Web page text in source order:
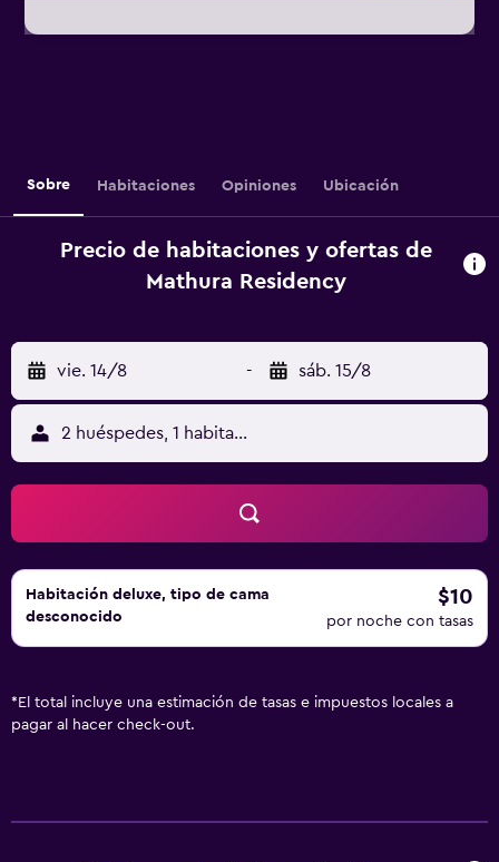
Sobre Habitaciones Opiniones Ubicación
Precio de habitaciones y ofertas de
Mathura Residency
vie. 14/8 - sáb. 15/8
2 huéspedes, 1 habitación
Habitación deluxe, tipo de cama
desconocido
$10
por noche con tasas
* El total incluye una estimación de tasas e impuestos locales a
pagar al hacer check-out.